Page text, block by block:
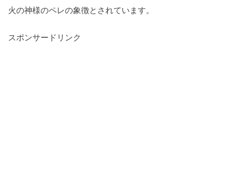
火の神様のペレの象徴とされています。
スポンサードリンク